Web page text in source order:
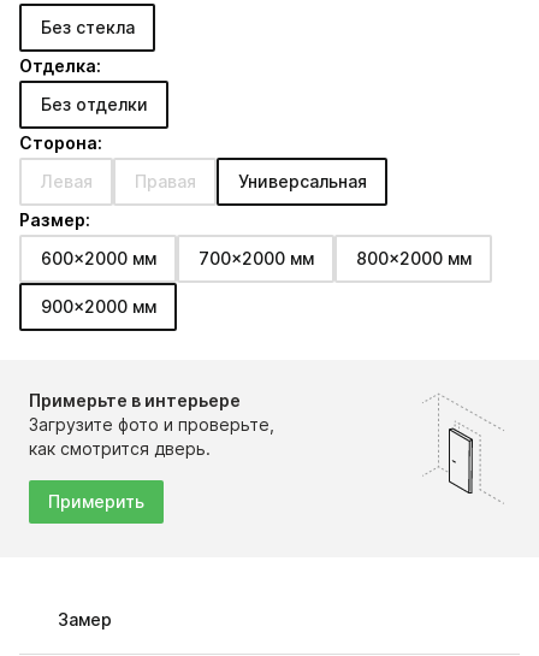
Без стекла
Отделка:
Без отделки
Сторона:
Левая
Правая
Универсальная
Размер:
600x2000 мм
700x2000 мм 800x2000 мм
900x2000 мм
Примерьте в интерьере
Загрузите фото и проверьте,
как смотрится дверь.
Примерить
Замер